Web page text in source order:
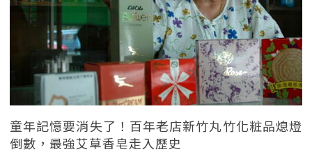
童年記憶要消失了！百年老店新竹丸竹化粧品熄燈
倒數，最強艾草香皂走入歷史